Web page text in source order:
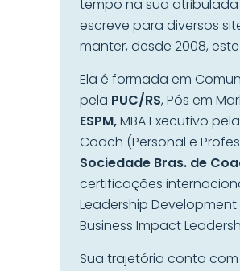
tempo na sua
escreve para diversos
manter, desde 2008,
Ela é formada em
pela PUC/RS, Pós em
ESPM,MBA Executivo pela
Coach (Personal e
Sociedade Bras. de
certificações
Leadership Development
Business Impact
Sua trajetória conta